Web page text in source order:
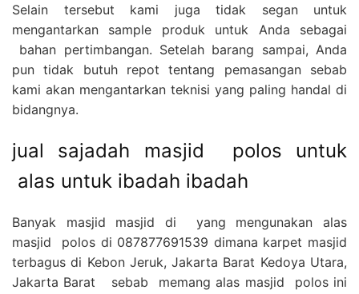
Selain tersebut kami juga tidak segan untuk
mengantarkan sample produk untuk Anda sebagai
bahan pertimbangan. Setelah barang sampai, Anda
pun tidak butuh repot tentang pemasangan sebab
kami akan mengantarkan teknisi yang paling handal di
bidangnya.
jual sajadah masjid polos untuk
alas untuk ibadah ibadah
Banyak masjid masjid di yang mengunakan alas
masjid polos di 087877691539 dimana karpet masjid
terbagus di Kebon Jeruk, Jakarta Barat Kedoya Utara,
Jakarta Barat sebab memang alas masjid polos ini